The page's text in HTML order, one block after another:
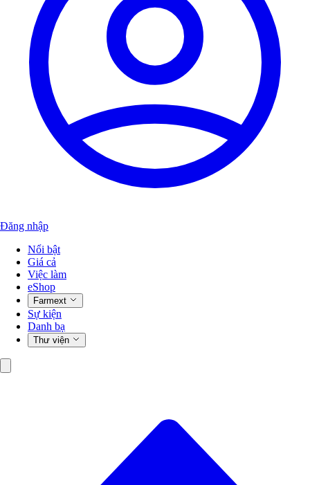
Đăng nhập
Nổi bật
Giá cả
Việc làm
eShop
Farmext
Sự kiện
Danh bạ
Thư viện